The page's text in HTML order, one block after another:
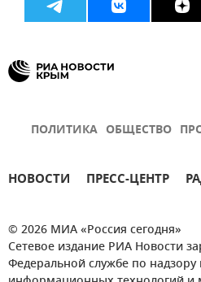
ПОЛИТИКА ОБЩЕСТВО
НОВОСТИ ПРЕСС-ЦЕНТР
© 2026 МИА «Россия сегодня»
Сетевое издание РИА Новости
Федеральной службе по надзору